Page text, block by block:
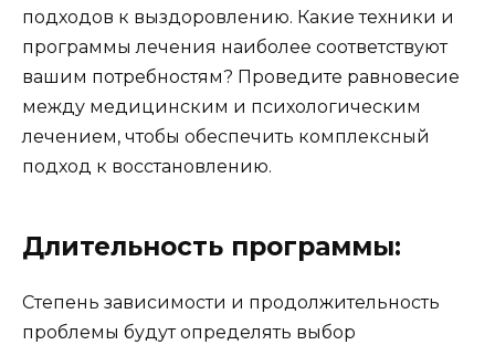
подходов к выздоровлению. Какие техники и
программы лечения наиболее соответствуют
вашим потребностям? Проведите равновесие
между медицинским и психологическим
лечением, чтобы обеспечить комплексный
подход к восстановлению.
Длительность программы:
Степень зависимости и продолжительность
проблемы будут определять выбор